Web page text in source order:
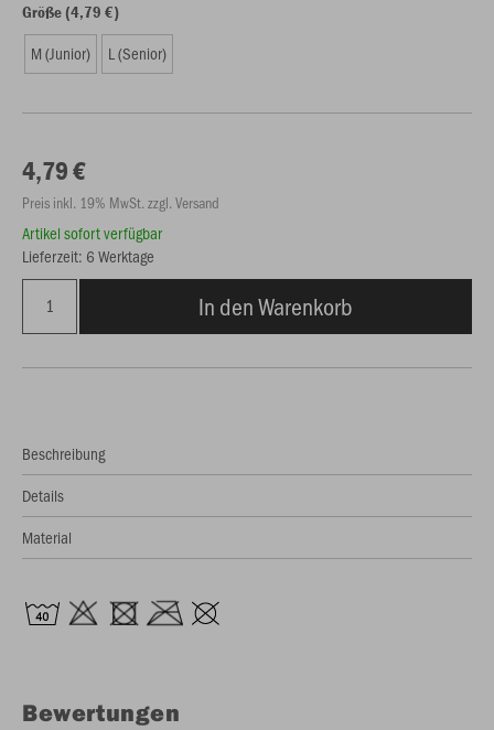
Größe (4,79 €)
M (Junior) L (Senior)
4,79 €
Preis inkl. 19% MwSt. zzgl. Versand
Artikel sofort verfügbar
Lieferzeit: 6 Werktage
In den Warenkorb
Beschreibung
Details
Material
Bewertungen